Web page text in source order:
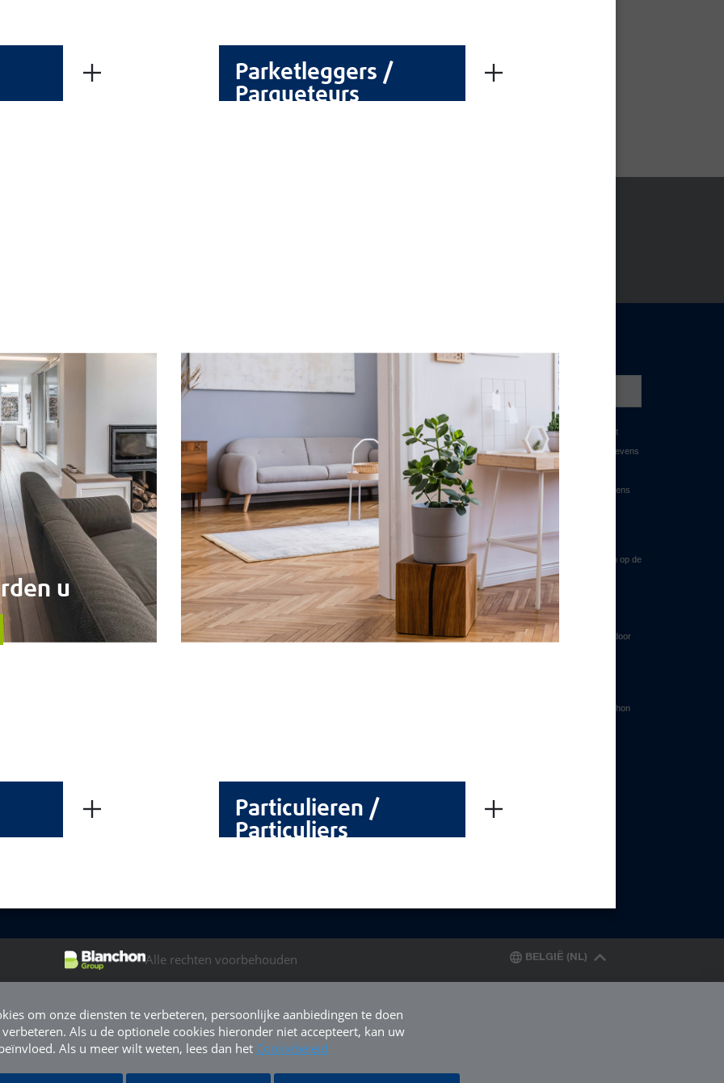
Parketleggers /
Parqueteurs
Particulieren /
Particuliers
en geoliede vloeren
Technische fiche -
u
De Blanchon-groep
Werken bij
Contact
CGS
Wettelijke vermeldingen
Cookiebeleid
Bescherming van persoonsgegevens
MELD U AAN
Alle rechten voorbehouden BELGIË (NL)
om onze diensten te verbeteren, persoonlijke aanbiedingen te doen
Als u de optionele cookies hieronder niet accepteert, kan uw
Als u meer wilt weten, lees dan het Cookiebeleid